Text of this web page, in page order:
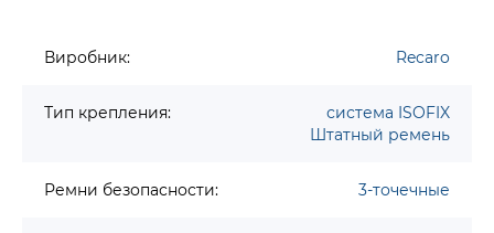
Виробник: Recaro
Тип крепления:
система ISOFIX
Штатный ремень
Ремни безопасности: 3-точечные